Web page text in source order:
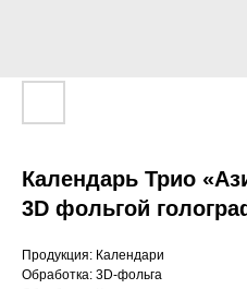
Календарь Трио
3D фольгой
Продукция: Календари
Обработка: 3D-фольга